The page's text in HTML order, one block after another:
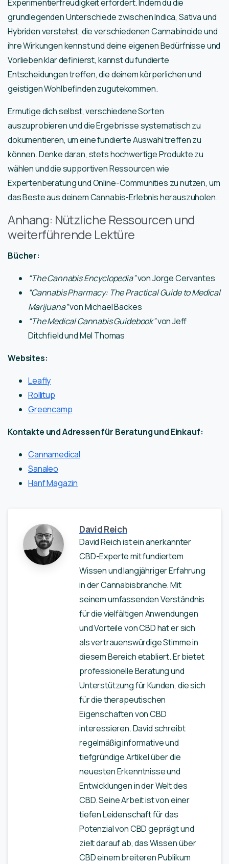
Experimentierfreudigkeit erfordert. Indem du die
grundlegenden Unterschiede zwischen Indica, Sativa und
Hybriden verstehst, die verschiedenen Cannabinoide und
ihre Wirkungen kennst und deine eigenen Bedürfnisse und
Vorlieben klar definierst, kannst du fundierte
Entscheidungen treffen, die deinem körperlichen und
geistigen Wohlbefinden zugutekommen.
Ermutige dich selbst, verschiedene Sorten
auszuprobieren und die Ergebnisse systematisch zu
dokumentieren, um eine fundierte Auswahl treffen zu
können. Denke daran, stets hochwertige Produkte zu
wählen und die supportiven Ressourcen wie
Expertenberatung und Online-Communities zu nutzen, um
das Beste aus deinem Cannabis-Erlebnis herauszuholen.
Anhang: Nützliche Ressourcen und
weiterführende Lektüre
Bücher:
“The Cannabis Encyclopedia”von Jorge Cervantes
“Cannabis Pharmacy: The Practical Guide to Medical
Marijuana”von Michael Backes
“The Medical Cannabis Guidebook”von Jeff
Ditchfield und Mel Thomas
Websites:
Leafly
Rollitup
Greencamp
Kontakte und Adressen für Beratung und Einkauf:
Cannamedical
Sanaleo
Hanf Magazin
David Reich
David Reich ist ein anerkannter
CBD-Experte mit fundiertem
Wissen und langjähriger Erfahrung
in der Cannabisbranche. Mit
seinem umfassenden Verständnis
für die vielfältigen Anwendungen
und Vorteile von CBD hat er sich
als vertrauenswürdige Stimme in
diesem Bereich etabliert. Er bietet
professionelle Beratung und
Unterstützung für Kunden, die sich
für die therapeutischen
Eigenschaften von CBD
interessieren. David schreibt
regelmäßig informative und
tiefgründige Artikel über die
neuesten Erkenntnisse und
Entwicklungen in der Welt des
CBD. Seine Arbeit ist von einer
tiefen Leidenschaft für das
Potenzial von CBD geprägt und
zielt darauf ab, das Wissen über
CBD einem breiteren Publikum